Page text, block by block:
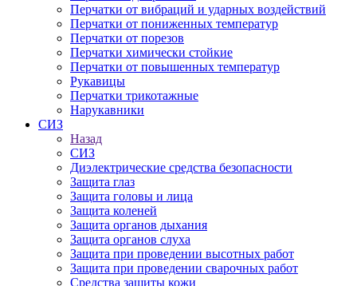
Перчатки от вибраций и ударных воздействий
Перчатки от пониженных температур
Перчатки от порезов
Перчатки химически стойкие
Перчатки от повышенных температур
Рукавицы
Перчатки трикотажные
Нарукавники
СИЗ
Назад
СИЗ
Диэлектрические средства безопасности
Защита глаз
Защита головы и лица
Защита коленей
Защита органов дыхания
Защита органов слуха
Защита при проведении высотных работ
Защита при проведении сварочных работ
Средства защиты кожи